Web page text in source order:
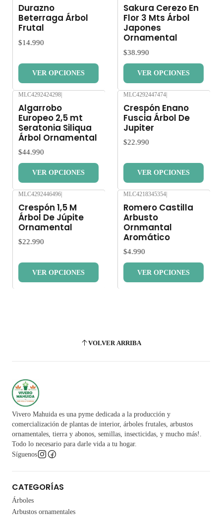
Durazno
Beterraga Árbol
Frutal
$14.990
VER OPCIONES
Sakura Cerezo En
Flor 3 Mts Árbol
Japones
Ornamental
$38.990
VER OPCIONES
MLC4292424298|
Algarrobo
Europeo 2,5 mt
Seratonia Siliqua
Árbol Ornamental
$44.990
VER OPCIONES
MLC4292447474|
Crespón Enano
Fuscia Árbol De
Jupiter
$22.990
VER OPCIONES
MLC4292446496|
Crespón 1,5 M
Árbol De Júpite
Ornamental
$22.990
VER OPCIONES
MLC4218345354|
Romero Castilla
Arbusto
Ornmantal
Aromático
$4.990
VER OPCIONES
VOLVER ARRIBA
Vivero Mahuida es una pyme dedicada a la producción y
comercialización de plantas de interior, árboles frutales, arbustos
ornamentales, tierra y abonos, semillas, insecticidas, y mucho más!.
Todo lo necesario para darle vida a tu hogar.
Síguenos
CATEGORÍAS
Árboles
Arbustos ornamentales